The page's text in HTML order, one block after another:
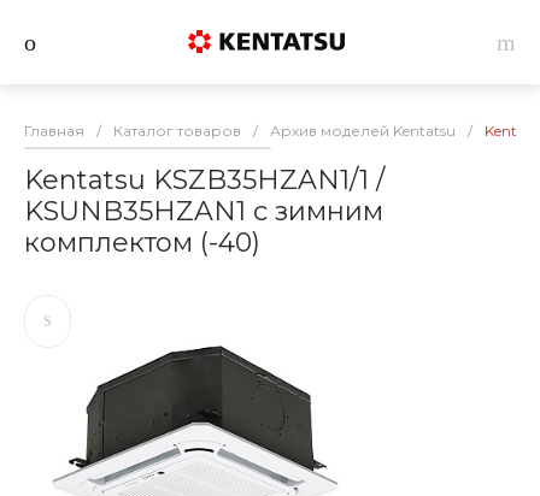
Главная / Каталог товаров / Архив моделей Kentatsu /
Kentatsu KSZB35HZAN1/1 /
KSUNB35HZAN1 с зимним
комплектом (-40)